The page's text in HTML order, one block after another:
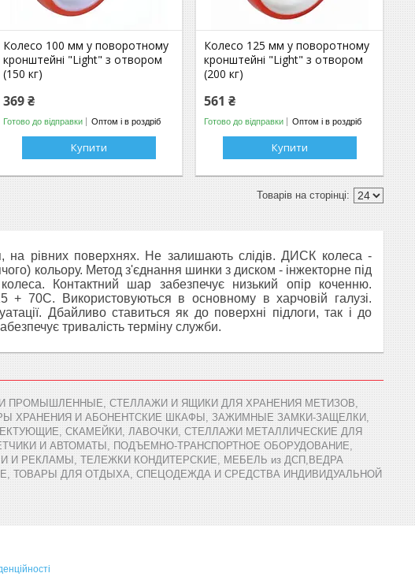
Колесо 100 мм у поворотному
кронштейні "Light" з отвором
(150 кг)
369 ₴
Готово до відправки Оптом і в роздріб
Купити
Колесо 125 мм у поворотному
кронштейні "Light" з отвором
(200 кг)
561 ₴
Готово до відправки Оптом і в роздріб
Купити
на рівних поверхнях. Не залишають слідів. ДИСК колеса -
кольору. Метод з'єднання шинки з диском - інжекторне під
Контактний шар забезпечує низький опір коченню.
70С. Використовуються в основному в харчовій галузі.
Дбайливо ставиться як до поверхні підлоги, так і до
тривалість терміну служби.
ПРОМЫШЛЕННЫЕ, СТЕЛЛАЖИ И ЯЩИКИ ДЛЯ ХРАНЕНИЯ МЕТИЗОВ,
ХРАНЕНИЯ И АБОНЕНТСКИЕ ШКАФЫ, ЗАЖИМНЫЕ ЗАМКИ-ЗАЩЕЛКИ,
СКАМЕЙКИ, ЛАВОЧКИ, СТЕЛЛАЖИ МЕТАЛЛИЧЕСКИЕ ДЛЯ
И АВТОМАТЫ, ПОДЪЕМНО-ТРАНСПОРТНОЕ ОБОРУДОВАНИЕ,
РЕКЛАМЫ, ТЕЛЕЖКИ КОНДИТЕРСКИЕ, МЕБЕЛЬ из ДСП,ВЕДРА
ТОВАРЫ ДЛЯ ОТДЫХА, СПЕЦОДЕЖДА И СРЕДСТВА ИНДИВИДУАЛЬНОЙ